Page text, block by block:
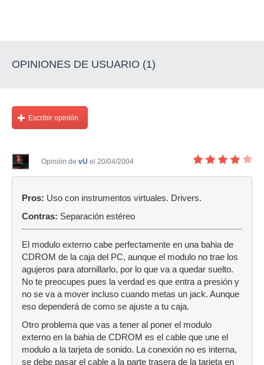
OPINIONES DE USUARIO (1)
Escribir opinión
Opinión de vU el 20/04/2004
Pros: Uso con instrumentos virtuales. Drivers.
Contras: Separación estéreo
El modulo externo cabe perfectamente en una bahia de
CDROM de la caja del PC, aunque el modulo no trae los
agujeros para atornillarlo, por lo que va a quedar suelto.
No te preocupes pues la verdad es que entra a presión y
no se va a mover incluso cuando metas un jack. Aunque
eso dependerá de como se ajuste a tu caja.
Otro problema que vas a tener al poner el modulo
externo en la bahia de CDROM es el cable que une el
modulo a la tarjeta de sonido. La conexión no es interna,
se debe pasar el cable a la parte trasera de la tarjeta en